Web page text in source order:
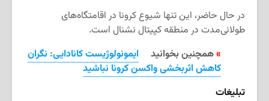
در حال حاضر، این تنها شیوع کرونا در اقامتگاه‌های
طولانی‌مدت در منطقه کپیتال نشنال است.
»همچنین بخوانید ایمونولوژیست کانادایی: نگران
کاهش اثربخشی واکسن کرونا نباشید
تبلیغات